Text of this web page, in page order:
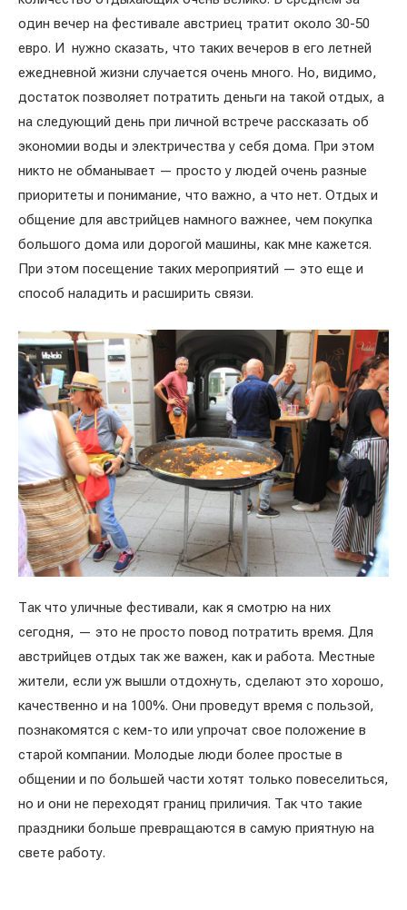
один вечер на фестивале австриец тратит около 30-50
евро. И нужно сказать, что таких вечеров в его летней
ежедневной жизни случается очень много. Но, видимо,
достаток позволяет потратить деньги на такой отдых, а
на следующий день при личной встрече рассказать об
экономии воды и электричества у себя дома. При этом
никто не обманывает — просто у людей очень разные
приоритеты и понимание, что важно, а что нет. Отдых и
общение для австрийцев намного важнее, чем покупка
большого дома или дорогой машины, как мне кажется.
При этом посещение таких мероприятий — это еще и
способ наладить и расширить связи.
Так что уличные фестивали, как я смотрю на них
сегодня, — это не просто повод потратить время. Для
австрийцев отдых так же важен, как и работа. Местные
жители, если уж вышли отдохнуть, сделают это хорошо,
качественно и на 100%. Они проведут время с пользой,
познакомятся с кем-то или упрочат свое положение в
старой компании. Молодые люди более простые в
общении и по большей части хотят только повеселиться,
но и они не переходят границ приличия. Так что такие
праздники больше превращаются в самую приятную на
свете работу.